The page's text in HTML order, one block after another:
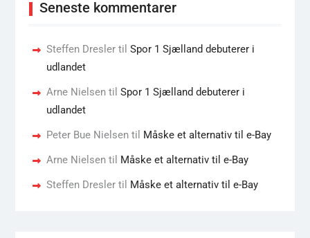
Seneste kommentarer
Steffen Dreslertil Spor 1 Sjælland debuterer i
udlandet
Arne Nielsentil Spor 1 Sjælland debuterer i
udlandet
Peter Bue Nielsentil Måske et alternativ til e-Bay
Arne Nielsentil Måske et alternativ til e-Bay
Steffen Dreslertil Måske et alternativ til e-Bay